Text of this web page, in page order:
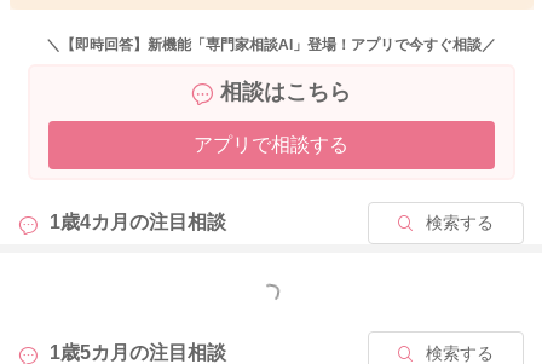
不安になることが多いので、ママさんに甘えたくて、おっぱい
に執着するようになるお子さんもいらっしゃいますよ。今は胃
うこともあるかもしれませんね。下痢をしているときには、無
理に固形物を食べさせようとなさらなくてもいいですよ。最低
でも水分がしっかり摂れていて、おしっこが普段通りに出てい
す。もし、下痢の回数が増えたり、お子さんの活気がなくなっ
たり、おしっこが少なくなったり、水分が摂れなくなるようで
＼【即時回答】新機能「専門家相談AI」登場！アプリで今すぐ相談／
相談はこちら
アプリで相談する
1歳4カ月の注目相談 検索する
もっと見る
1歳5カ月の注目相談 検索する